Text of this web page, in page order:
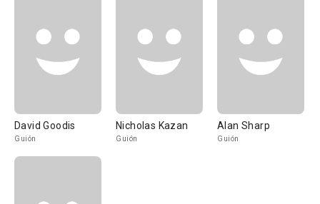
David Goodis
Guión
Nicholas Kazan
Guión
Alan Sharp
Guión